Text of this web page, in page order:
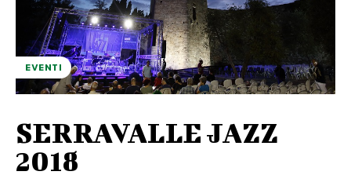
EVENTI
SERRAVALLE JAZZ
2018